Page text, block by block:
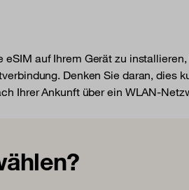
eSIM auf Ihrem Gerät zu
Denken Sie daran, dies
Ihrer Ankunft über ein WLAN-